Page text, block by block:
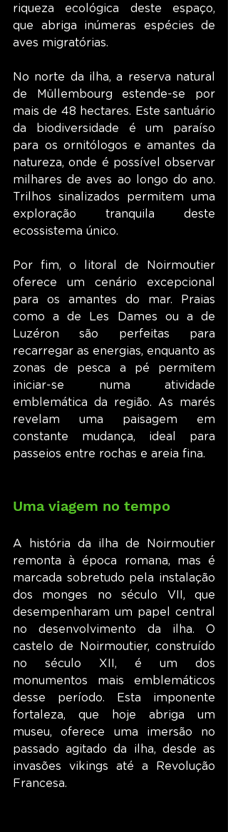
riqueza ecológica deste espaço,
que abriga inúmeras espécies de
aves migratórias.
No norte da ilha, a reserva natural
de Müllembourg estende-se por
mais de 48 hectares. Este santuário
da biodiversidade é um paraíso
para os ornitólogos e amantes da
natureza, onde é possível observar
milhares de aves ao longo do ano.
Trilhos sinalizados permitem uma
exploração tranquila deste
ecossistema único.
Por fim, o litoral de Noirmoutier
oferece um cenário excepcional
para os amantes do mar. Praias
como a de Les Dames ou a de
Luzéron são perfeitas para
recarregar as energias, enquanto as
zonas de pesca a pé permitem
iniciar-se numa atividade
emblemática da região. As marés
revelam uma paisagem em
constante mudança, ideal para
passeios entre rochas e areia fina.
Uma viagem no tempo
A história da ilha de Noirmoutier
remonta à época romana, mas é
marcada sobretudo pela instalação
dos monges no século VII, que
desempenharam um papel central
no desenvolvimento da ilha. O
castelo de Noirmoutier, construído
no século XII, é um dos
monumentos mais emblemáticos
desse período. Esta imponente
fortaleza, que hoje abriga um
museu, oferece uma imersão no
passado agitado da ilha, desde as
invasões vikings até a Revolução
Francesa.